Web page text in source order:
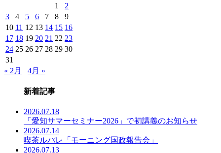
覧
1
2
3
4 5 6 7 8
9
10 11 12 13 14 15 16
17 18 19 20 21 22 23
24 25 26 27 28 29 30
31
« 2月
4月 »
新着記事
2026.07.18
「愛知サマーセミナー2026」で初講義のお知らせ
2026.07.14
喫茶ルパレ「モーニング国政報告会」
2026.07.13